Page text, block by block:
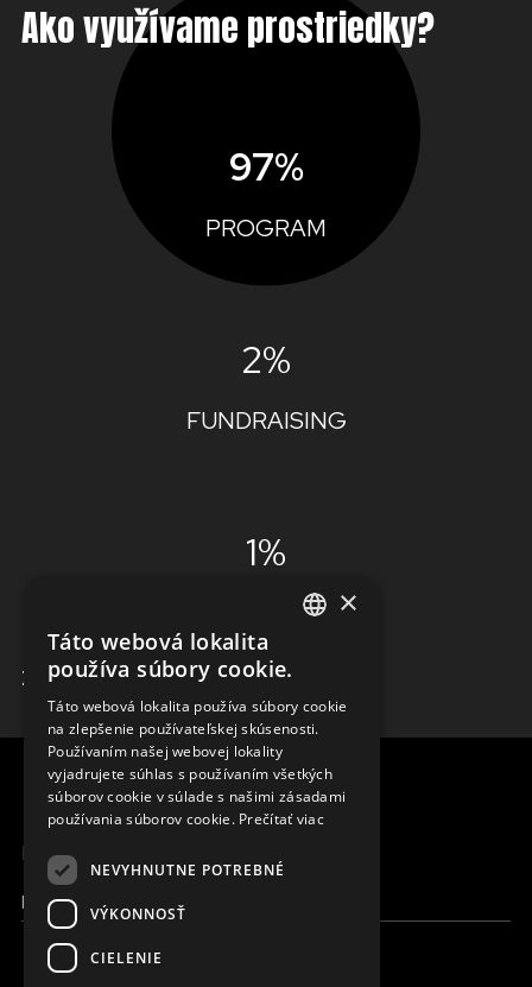
Ako využívame prostriedky?
97%
PROGRAM
2%
FUNDRAISING
1%
ADMINISTRÁCIA
ZISTIŤ VIAC
MENU
Moja Magna
CZECH
FRENCH
×
Táto webová lokalita
používa súbory cookie.
Táto webová lokalita používa súbory cookie
na zlepšenie používateľskej skúsenosti.
Používaním našej webovej lokality
vyjadrujete súhlas s používaním všetkých
súborov cookie v súlade s našimi zásadami
používania súborov cookie. Prečítať viac
NEVYHNUTNE POTREBNÉ
VÝKONNOSŤ
CIELENIE